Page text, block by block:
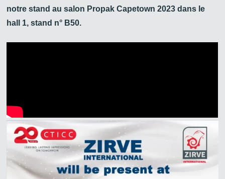
notre stand au salon Propak Capetown 2023 dans le
hall 1, stand n° B50.